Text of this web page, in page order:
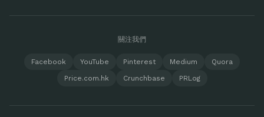
關注我們
Facebook YouTube Pinterest Medium
Quora
Price.com.hk
Crunchbase PRLog